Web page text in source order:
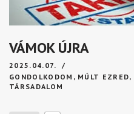
VÁMOK ÚJRA
2025.04.07.
GONDOLKODOM , MÚLT EZRED,
TÁRSADALOM